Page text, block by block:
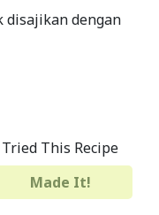
disajikan dengan
Tried This Recipe
Made It!